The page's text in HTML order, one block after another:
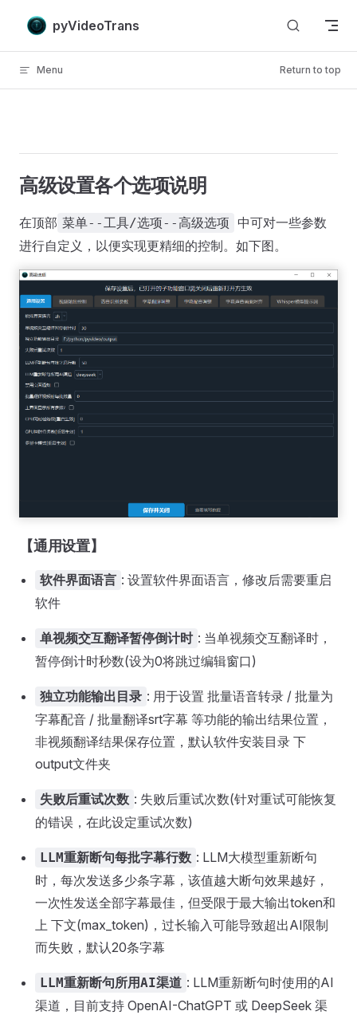
Skip to content
pyVideoTrans
Menu Return to top
高级设置各个选项说明
在顶部 菜单--工具/选项--高级选项
中可对一些参数
进行自定义，以便实现更精细的控制。如下图。
【通用设置】
软件界面语言 : 设置软件界面语言，修改后需要重启
软件
单视频交互翻译暂停倒计时 : 当单视频交互翻译时，
暂停倒计时秒数(设为0将跳过编辑窗口)
独立功能输出目录 : 用于设置 批量语音转录 / 批量为
字幕配音 / 批量翻译srt字幕 等功能的输出结果位置，
非视频翻译结果保存位置，默认软件安装目录 下
output文件夹
失败后重试次数 : 失败后重试次数(针对重试可能恢复
的错误，在此设定重试次数)
LLM重新断句每批字幕行数 : LLM大模型重新断句
时，每次发送多少条字幕，该值越大断句效果越好，
一次性发送全部字幕最佳，但受限于最大输出token和
上 下文(max_token)，过长输入可能导致超出AI限制
而失败，默认20条字幕
LLM重新断句所用AI渠道 : LLM重新断句时使用的AI
渠道，目前支持 OpenAI-ChatGPT 或 DeepSeek 渠